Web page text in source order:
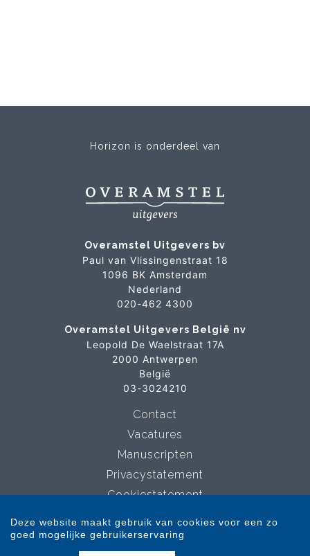
Horizon is onderdeel van
Overamstel Uitgevers bv
Paul van Vlissingenstraat 18
1096 BK Amsterdam
Nederland
020-462 4300
Overamstel Uitgevers België nv
Leopold De Waelstraat 17A
2000 Antwerpen
België
03-3024210
Contact
Vacatures
Manuscripten
Privacystatement
Cookiestatement
Deze website maakt gebruik van cookies voor een zo
goed mogelijke gebruikerservaring